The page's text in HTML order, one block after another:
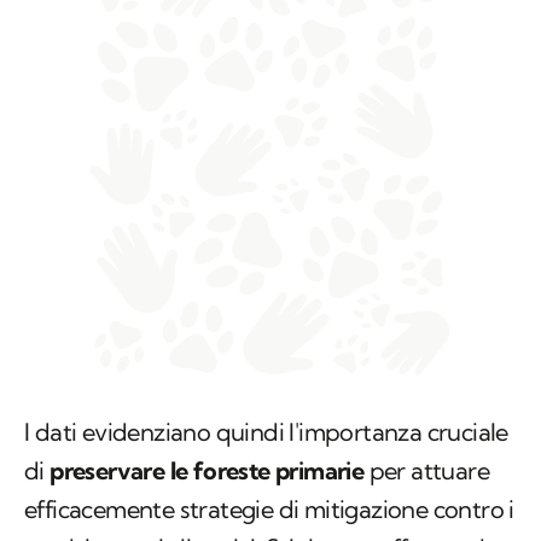
I dati evidenziano quindi l'importanza cruciale
di preservare le foreste primarieper attuare
efficacemente strategie di mitigazione contro i